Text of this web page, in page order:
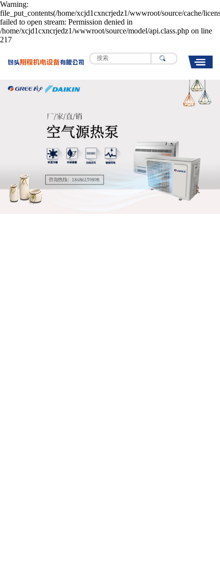
Warning:
file_put_contents(/home/xcjd1cxncrjedz1/wwwroot/source/cache/
failed to open stream: Permission denied in
/home/xcjd1cxncrjedz1/wwwroot/source/model/api.class.php on line
217